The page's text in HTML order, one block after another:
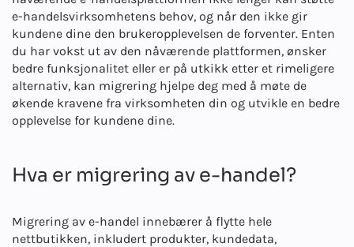
e-handelsvirksomhetens behov, og når den ikke gir
kundene dine den brukeropplevelsen de forventer. Enten
du har vokst ut av den nåværende plattformen, ønsker
bedre funksjonalitet eller er på utkikk etter et rimeligere
alternativ, kan migrering hjelpe deg med å møte de
økende kravene fra virksomheten din og utvikle en bedre
opplevelse for kundene dine.
Hva er migrering av e-handel?
Migrering av e-handel innebærer å flytte hele
nettbutikken, inkludert produkter, kundedata,